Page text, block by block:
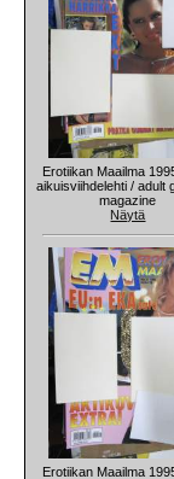
Erotiikan Maailma
aikuisviihdelehti / adult
magazine
Näytä
Erotiikan Maailma